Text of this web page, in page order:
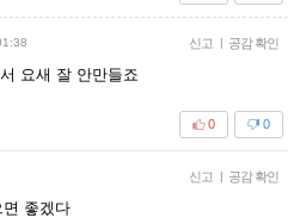
신고 | 공감 확인
요새 잘 안만들죠
0
0
신고 | 공감 확인
좋겠다